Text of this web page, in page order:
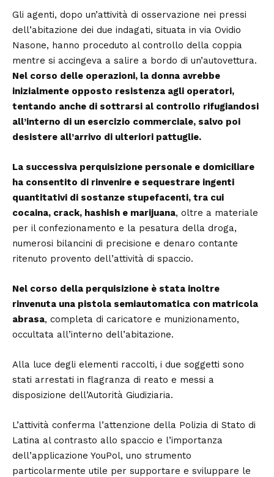
Gli agenti, dopo un’attività di osservazione nei pressi
dell’abitazione dei due indagati, situata in via Ovidio
Nasone, hanno proceduto al controllo della coppia
mentre si accingeva a salire a bordo di un’autovettura.
Nel corso delle operazioni, la donna avrebbe
inizialmente opposto resistenza agli operatori,
tentando anche di sottrarsi al controllo rifugiandosi
all’interno di un esercizio commerciale, salvo poi
desistere all’arrivo di ulteriori pattuglie.
La successiva perquisizione personale e domiciliare
ha consentito di rinvenire e sequestrare ingenti
quantitativi di sostanze stupefacenti, tra cui
cocaina, crack, hashish e marijuana, oltre a materiale
per il confezionamento e la pesatura della droga,
numerosi bilancini di precisione e denaro contante
ritenuto provento dell’attività di spaccio.
Nel corso della perquisizione è stata inoltre
rinvenuta una pistola semiautomatica con matricola
abrasa, completa di caricatore e munizionamento,
occultata all’interno dell’abitazione.
Alla luce degli elementi raccolti, i due soggetti sono
stati arrestati in flagranza di reato e messi a
disposizione dell’Autorità Giudiziaria.
L’attività conferma l’attenzione della Polizia di Stato di
Latina al contrasto allo spaccio e l’importanza
dell’applicazione YouPol, uno strumento
particolarmente utile per supportare e sviluppare le